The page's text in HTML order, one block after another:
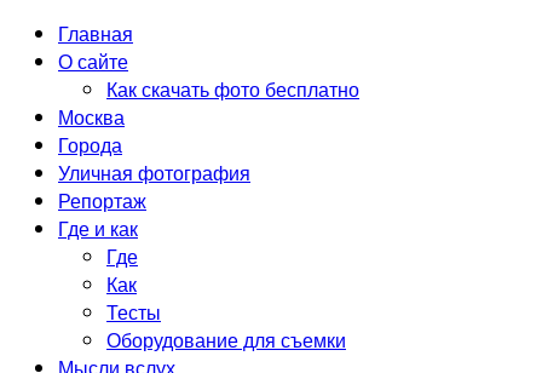
Главная
О сайте
Как скачать фото бесплатно
Москва
Города
Уличная фотография
Репортаж
Где и как
Где
Как
Тесты
Оборудование для съемки